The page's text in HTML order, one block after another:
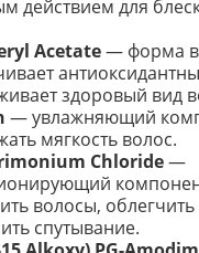
действием для
Acetate— форма
здоровый вид
— увлажняющий
мягкость волос.
Chloride—
волосы,
спутывание.